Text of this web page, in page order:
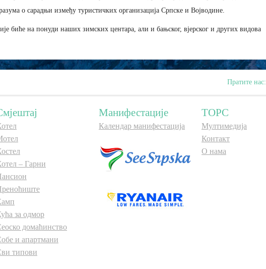
о сарадњи између туристичких организација Српске и Војводине.
биће на понуди наших зимских центара, али и бањског, вјерског и других видова
Пратите нас:
– Гарни
за одмор
домаћинство
и апартмани
типови
Манифестације
Календар манифестација
ТОРС
Мултимедија
Контакт
О нама